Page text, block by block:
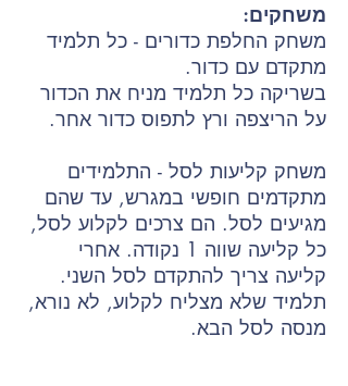
משחקים:
משחק החלפת כדורים - כל תלמיד
מתקדם עם כדור.
בשריקה כל תלמיד מניח את הכדור
על הריצפה ורץ לתפוס כדור אחר.
משחק קליעות לסל - התלמידים
מתקדמים חופשי במגרש, עד שהם
מגיעים לסל. הם צרכים לקלוע לסל,
כל קליעה שווה 1 נקודה. אחרי
קליעה צריך להתקדם לסל השני.
תלמיד שלא מצליח לקלוע, לא נורא,
מנסה לסל הבא.